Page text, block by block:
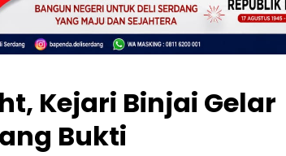
Kejari Binjai Gelar
Bukti